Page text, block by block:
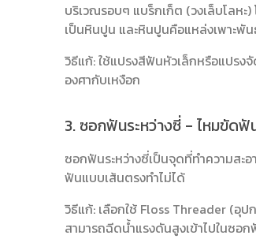
บริเวณรอบๆ แบร็กเก็ต (วงเล็บโลห
เป็นหินปูน และหินปูนคือแหล่งเพาะพั
วิธีแก้: ใช้แปรงสีฟันหัวเล็กหรือแปรง
องศากับเหงือก
3. ซอกฟันระหว่างซี่ - ไหมขัดฟั
ซอกฟันระหว่างซี่เป็นจุดที่ทำความสะ
ฟันแบบเส้นตรงทำไม่ได้
วิธีแก้: เลือกใช้ Floss Threader (อุป
สามารถฉีดน้ำแรงดันสูงเข้าไปในซอ